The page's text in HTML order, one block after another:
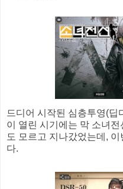
드디어 시작된 심층투영(딥
이 열린 시기에는 막 소녀
도 모르고 지나갔었는데,
다.